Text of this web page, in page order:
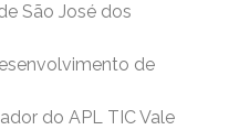
São José dos
de
do APL TIC Vale